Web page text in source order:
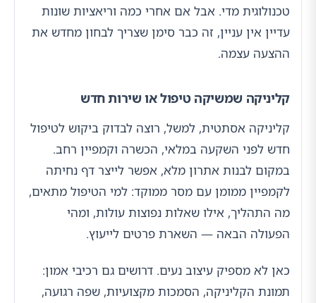
טכנולוגית מדי. אבל אם אחרי כמה וריאציות שונות
עדיין אין עניין, זה כבר סימן שצריך לבחון מחדש את
ההצעה עצמה.
קליניקה שמשיקה טיפול או שירות חדש
קליניקה אסתטית, למשל, רוצה לבדוק ביקוש לטיפול
חדש לפני השקעה במלאי, הכשרה וקמפיין רחב.
במקום לבנות אתרון מלא, אפשר לייצר דף נחיתה
לקמפיין ממומן עם מסר ממוקד: למי הטיפול מתאים,
מה התהליך, אילו שאלות נפוצות עולות, ומהי
הפעולה הבאה — השארת פרטים לייעוץ.
כאן לא מספיק עיצוב נעים. דרושים גם רכיבי אמון:
תמונת הקליניקה, הסמכות מקצועיות, שפה רגועה,